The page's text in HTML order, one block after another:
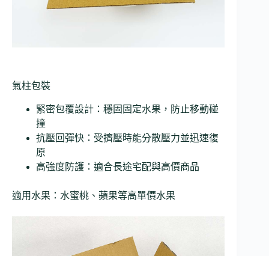
氣柱包裝
緊密包覆設計：穩固固定水果，防止移動碰
撞
抗壓回彈快：受擠壓時能分散壓力並迅速復
原
高強度防護：適合長途宅配與高價商品
適用水果：水蜜桃、蘋果等高單價水果